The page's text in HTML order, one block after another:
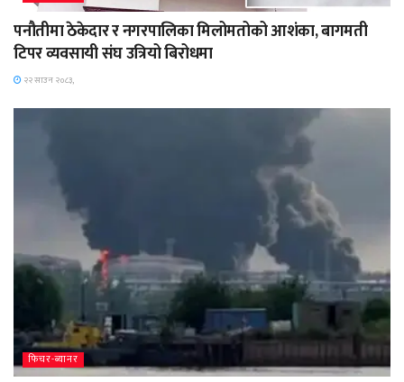
पनौतीमा ठेकेदार र नगरपालिका मिलोमतोको आशंका, बागमती
टिपर व्यवसायी संघ उत्रियो बिरोधमा
२२ साउन २०८३,
फिचर-ब्यानर